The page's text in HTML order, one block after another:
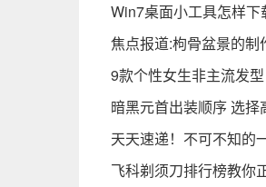
Win7桌面小工具怎样下
焦点报道:枸骨盆景的
9款个性女生非主流发
暗黑元首出装顺序 选
天天速递！不可不知的
飞科剃须刀排行榜教你